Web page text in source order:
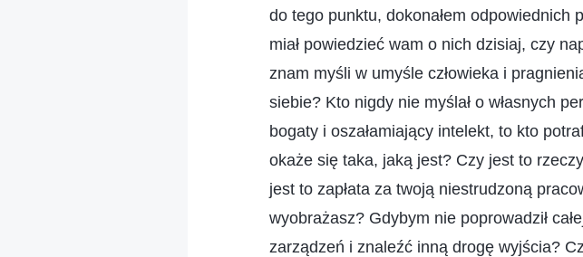
do tego punktu, dokonałem odpowiednich
miał powiedzieć wam o nich dzisiaj, czy
znam myśli w umyśle człowieka i
siebie? Kto nigdy nie myślał o własnych
bogaty i oszałamiający intelekt, to kto
okaże się taka, jaką jest? Czy jest to
jest to zapłata za twoją niestrudzoną
wyobrażasz? Gdybym nie poprowadził
zarządzeń i znaleźć inną drogę wyjścia?